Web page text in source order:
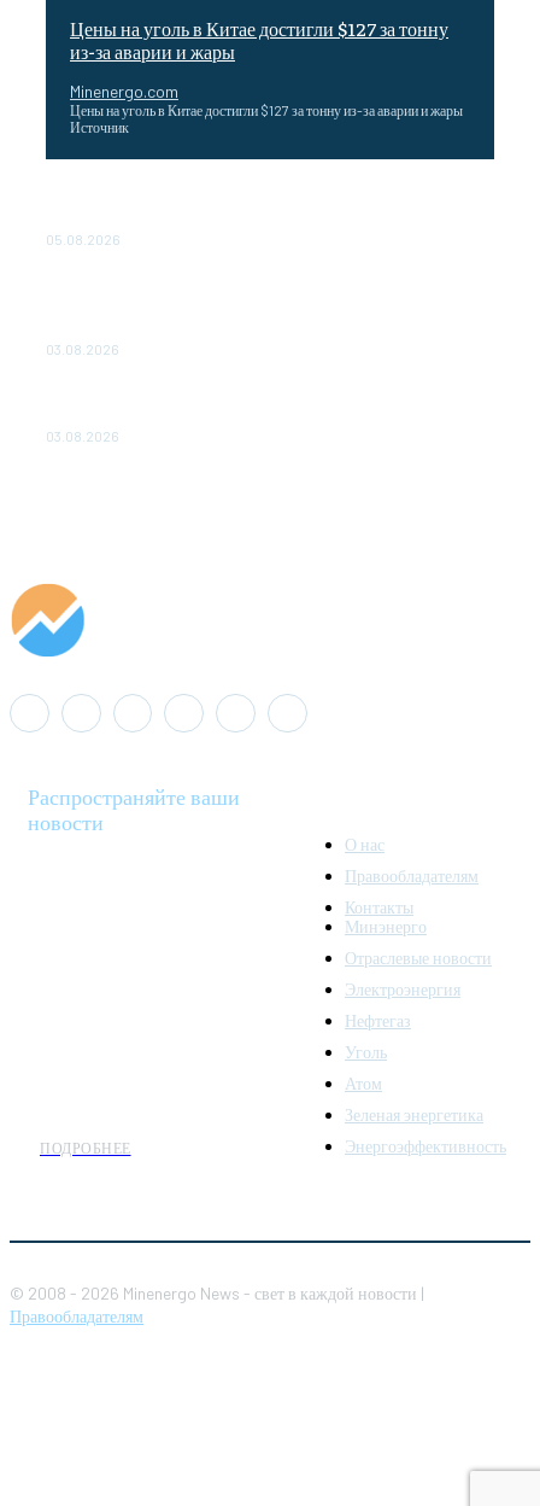
Цены на уголь в Китае достигли $127 за тонну
из-за аварии и жары
Minenergo.com
Цены на уголь в Китае достигли $127 за тонну из-за аварии и жары
Источник
05.08.2026
03.08.2026
03.08.2026
Распространяйте ваши
новости
ПОДРОБНЕЕ
О нас
Правообладателям
Контакты
Минэнерго
Отраслевые новости
Электроэнергия
Нефтегаз
Уголь
Атом
Зеленая энергетика
Энергоэффективность
© 2008 - 2026 Minenergo News - свет в каждой новости |
Правообладателям